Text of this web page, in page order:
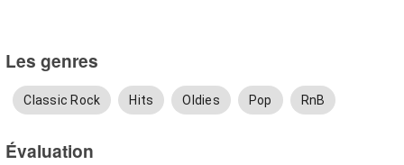
Les genres
Classic Rock Hits Oldies Pop RnB
Évaluation